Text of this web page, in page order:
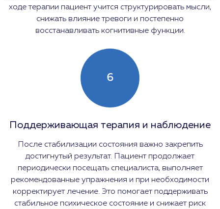
ходе терапии пациент учится структурировать мысли,
снижать влияние тревоги и постепенно
восстанавливать когнитивные функции.
6
Поддерживающая терапия и наблюдение
После стабилизации состояния важно закрепить
достигнутый результат. Пациент продолжает
периодически посещать специалиста, выполняет
рекомендованные упражнения и при необходимости
корректирует лечение. Это помогает поддерживать
стабильное психическое состояние и снижает риск